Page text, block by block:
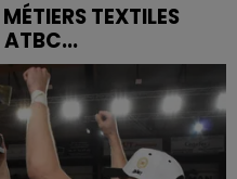
TEXTILES
ATBC...